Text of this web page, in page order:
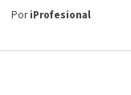
PoriProfesional